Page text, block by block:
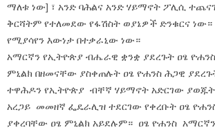
ማለቱ ነው] ፣ አንድ ባሕልና አንድ ሃይማኖት ፖሊሲ
ቅርሻትም የተለመደው የፋሽስት ወያኔዎች ድንቁርና
የሚያሳየን እውነታ በተቃራኒው ነው።
አማርኛን የኢትዮጵያ ብሔራዊ ቋንቋ ያደረጉት ዐፄ
ምኒልክ በዘመናቸው ያስቀጠሉት ዐፄ ዮሐንስ ሕጋዊ
ተዋሕዶን የኢትዮጵያ ብቸኛ ሃይማኖት አድርገው ያወጁት
አረጋይ መመዘኛ ፌዴራሊዝ ተደርገው የቀረቡት ዐፄ
ያቀረባቸው ዐፄ ምኒልክ አይደሉም። ዐፄ ዮሐንስ